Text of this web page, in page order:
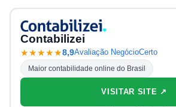
Contabilizei
★★★★★8,9Avaliação NegócioCerto
Maior contabilidade online do Brasil
VISITAR SITE ↗